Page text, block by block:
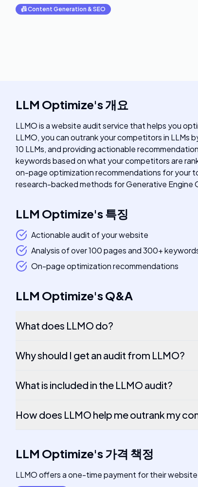
📠Content Generation & SEO
LLM Optimize's개요
LLMO is a website audit service that helps you
LLMO, you can outrank your competitors in LLMs
10 LLMs, and providing actionable
keywords based on what your competitors are
on-page optimization recommendations for your
research-backed methods for Generative Engine
LLM Optimize's특징
Actionable audit of your website
Analysis of over 100 pages and 300+
On-page optimization recommendations
LLM Optimize'sQ&A
What does LLMO do?
Why should I get an audit from LLMO?
What is included in the LLMO audit?
How does LLMO help me outrank my
LLM Optimize's가격 책정
LLMO offers a one-time payment for their